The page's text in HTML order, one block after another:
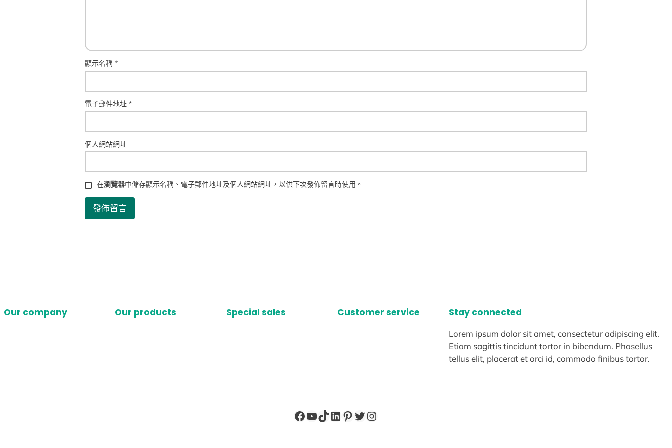
顯示名稱 *
電子郵件地址 *
個人網站網址
在瀏覽器中儲存顯示名稱、電子郵件地址及個人網站網址，以供下次發佈留言時使用。
Our company Our products Special sales Customer service Stay connected
Lorem ipsum dolor sit amet, consectetur adipiscing elit.
Etiam sagittis tincidunt tortor in bibendum. Phasellus
tellus elit, placerat et orci id, commodo finibus tortor.
Facebook
YouTube
TikTok
LinkedIn
Pinterest
X Instagram